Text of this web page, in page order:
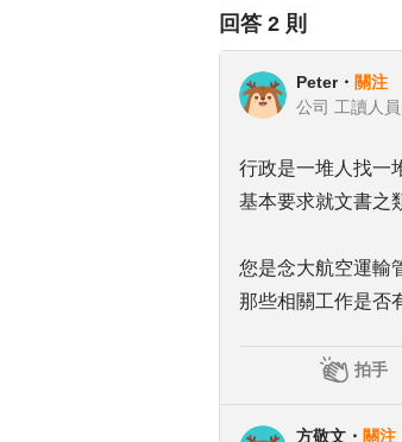
回答 2 則
Peter ・ 關注
公司 工讀人員
行政是一堆人找一
基本要求就文書之
您是念大航空運輸
那些相關工作是否
拍手
方敬文 ・ 關注